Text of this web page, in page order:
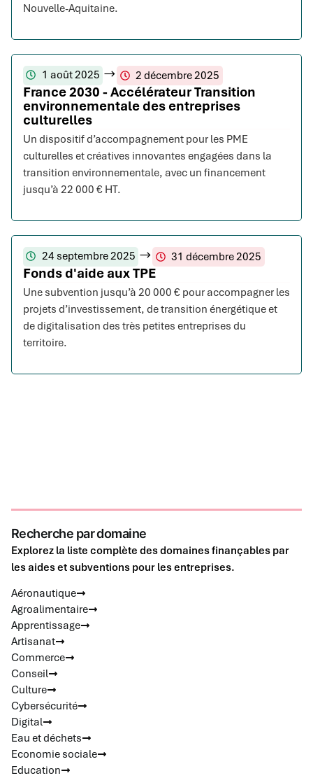
Nouvelle-Aquitaine.
1 août 2025 2 décembre 2025
France 2030 - Accélérateur Transition
environnementale des entreprises
culturelles
Un dispositif d’accompagnement pour les PME
culturelles et créatives innovantes engagées dans la
transition environnementale, avec un financement
jusqu’à 22 000 € HT.
24 septembre 2025 31 décembre 2025
Fonds d'aide aux TPE
Une subvention jusqu’à 20 000 € pour accompagner les
projets d’investissement, de transition énergétique et
de digitalisation des très petites entreprises du
territoire.
Recherche par domaine
Explorez la liste complète des domaines finançables par
les aides et subventions pour les entreprises.
Aéronautique
Agroalimentaire
Apprentissage
Artisanat
Commerce
Conseil
Culture
Cybersécurité
Digital
Eau et déchets
Economie sociale
Education